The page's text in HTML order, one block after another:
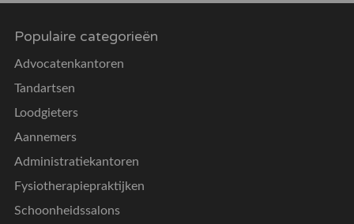
Populaire categorieën
Advocatenkantoren
Tandartsen
Loodgieters
Aannemers
Administratiekantoren
Fysiotherapiepraktijken
Schoonheidssalons